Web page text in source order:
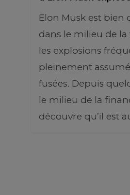
Elon Musk est bien
dans le milieu de
les explosions
pleinement
fusées. Depuis
le milieu de la
découvre qu’il est